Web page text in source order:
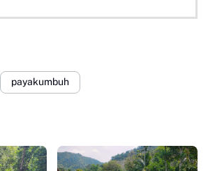
payakumbuh